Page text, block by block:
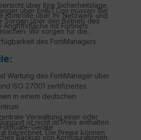
über Ihre Sicherheitslage,
Kontrolle über Ihr Netzwerk und
Angriffsfläche mit Fortinets
über EnBITCon müssen Sie
Sorgen über den Betrieb des
Wir sorgen für die
des FortiManagers.
Wartung des FortiManager über
ISO 27001 zertifiziertes
in einem deutschen
Verwaltung einer oder
Geräte
Backup von Konfigurationen.
ist nicht im Preis enthalten
berechnet. Die Preise können